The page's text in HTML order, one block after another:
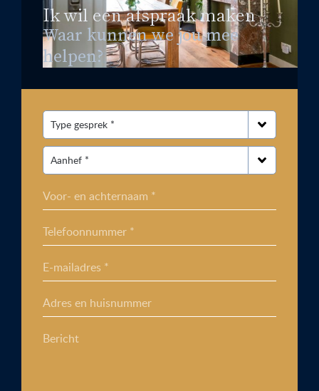
Ik wil een afspraak maken
Waar kunnen we jou mee
helpen?
Voor- en achternaam *
Telefoonnummer *
E-mailadres *
Adres en huisnummer
Bericht